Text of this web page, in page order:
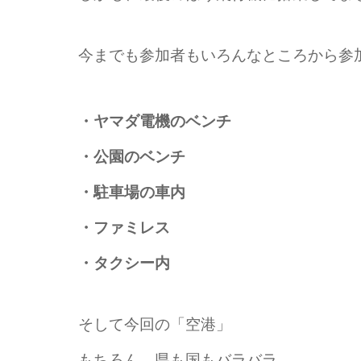
今までも参加者もいろんなところから参
・ヤマダ電機のベンチ
・公園のベンチ
・駐車場の車内
・ファミレス
・タクシー内
そして今回の「空港」